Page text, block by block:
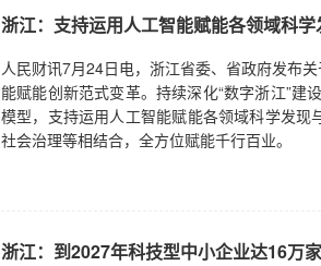
浙江：支持运用人工智能赋能各领域科
人民财讯7月24日电，浙江省委、省政府发布
能赋能创新范式变革。持续深化“数字浙江”建
模型，支持运用人工智能赋能各领域科学发
社会治理等相结合，全方位赋能千行百业。
浙江：到2027年科技型中小企业达16万家